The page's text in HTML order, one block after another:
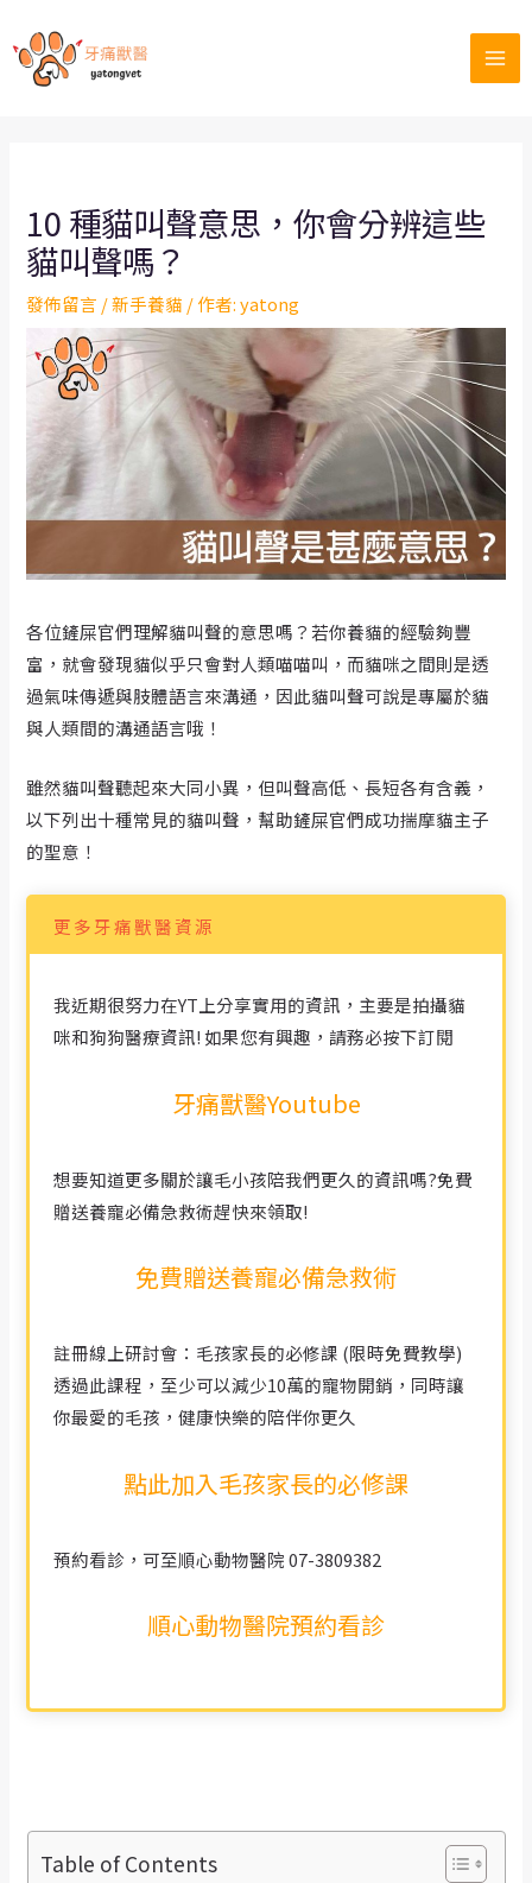
至
10 種貓叫聲意思，你會分辨這些
貓叫聲嗎？
發佈留言 /新手養貓 / 作者:yatong
各位鏟屎官們理解貓叫聲的意思嗎？若你養貓的經驗夠豐
富，就會發現貓似乎只會對人類喵喵叫，而貓咪之間則是透
過氣味傳遞與肢體語言來溝通，因此貓叫聲可說是專屬於貓
與人類間的溝通語言哦！
雖然貓叫聲聽起來大同小異，但叫聲高低、長短各有含義，
以下列出十種常見的貓叫聲，幫助鏟屎官們成功揣摩貓主子
的聖意！
更多牙痛獸醫資源
我近期很努力在YT上分享實用的資訊，主要是拍攝貓
咪和狗狗醫療資訊! 如果您有興趣，請務必按下訂閱
牙痛獸醫Youtube
想要知道更多關於讓毛小孩陪我們更久的資訊嗎?免費
贈送養寵必備急救術趕快來領取!
免費贈送養寵必備急救術
註冊線上研討會：毛孩家長的必修課 (限時免費教學)
透過此課程，至少可以減少10萬的寵物開銷，同時讓
你最愛的毛孩，健康快樂的陪伴你更久
點此加入毛孩家長的必修課
預約看診，可至順心動物醫院 07-3809382
順心動物醫院預約看診
Table of Contents